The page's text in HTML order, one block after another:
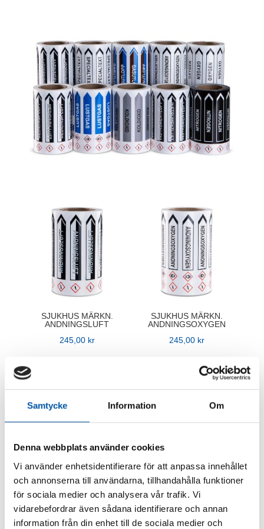
Samtycke Information Om
Denna webbplats använder cookies
Vi använder enhetsidentifierare för att anpassa innehållet
och annonserna till användarna, tillhandahålla funktioner
för sociala medier och analysera vår trafik. Vi
vidarebefordrar även sådana identifierare och annan
information från din enhet till de sociala medier och
SJUKHUS MÄRKN.
ANDNINGSLUFT
245,00 kr
SJUKHUS MÄRKN.
ANDNINGSOXYGEN
245,00 kr
GASUTLOPP
245,00kr
INSTRUMENTLUFT
245,00kr